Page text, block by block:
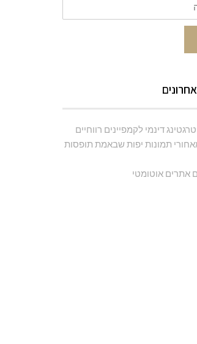
דינמי לקמפיינים רווחיים
תמונות יפות שבאמת תופסות
אתרים אוטומטי